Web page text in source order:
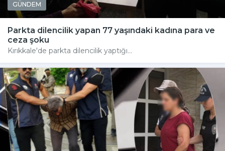
GÜNDEM
Parkta dilencilik yapan 77 yaşındaki kadına para ve
ceza şoku
Kırıkkale'de parkta dilencilik yaptığı...